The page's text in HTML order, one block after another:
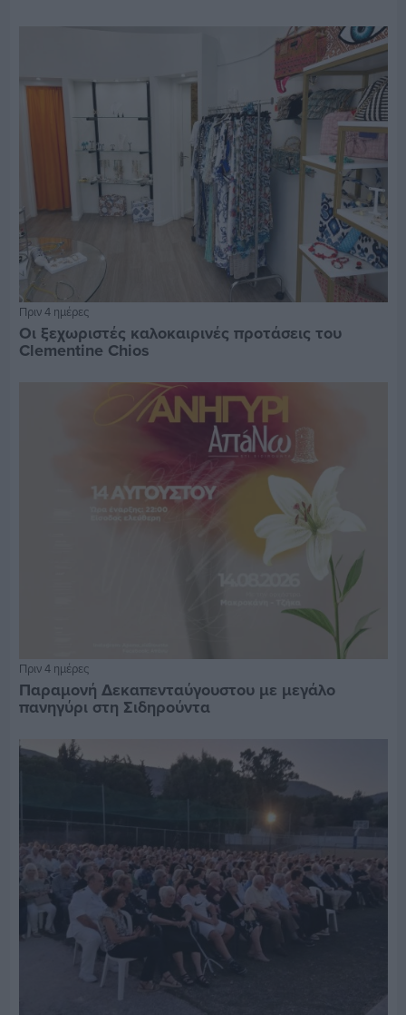
Πριν 4 ημέρες
Οι ξεχωριστές καλοκαιρινές προτάσεις του
Clementine Chios
Πριν 4 ημέρες
Παραμονή Δεκαπενταύγουστου με μεγάλο
πανηγύρι στη Σιδηρούντα